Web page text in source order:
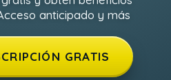
anticipado y más
GRATIS
mi comunidad de más
en YouTube
escríbeme a